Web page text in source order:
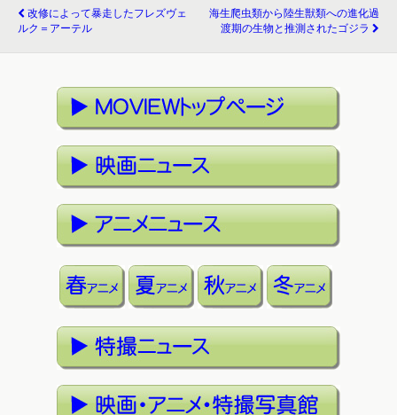
改修によって暴走したフレズヴェ
ルク＝アーテル
海生爬虫類から陸生獣類への進化過
渡期の生物と推測されたゴジラ